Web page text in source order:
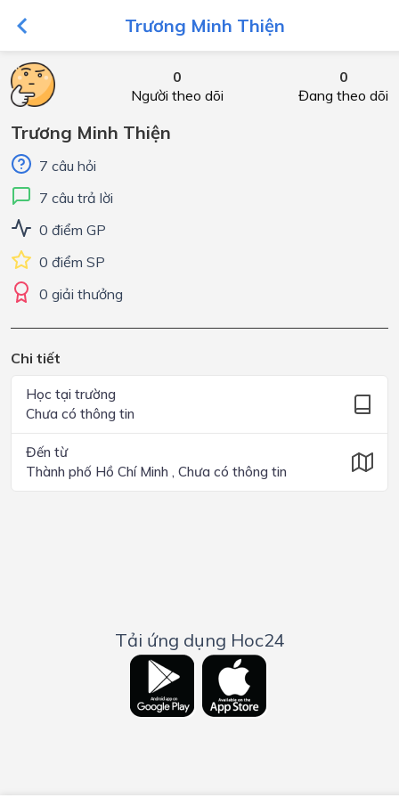
Trương Minh Thiện
0
Người theo dõi
0
Đang theo dõi
Trương Minh Thiện
7 câu hỏi
7 câu trả lời
0 điểm GP
0 điểm SP
0 giải thưởng
Chi tiết
Học tại trường
Chưa có thông tin
Đến từ
Thành phố Hồ Chí Minh , Chưa có thông tin
Tải ứng dụng Hoc24